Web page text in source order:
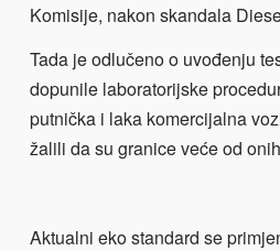
Komisije, nakon skandala
Tada je odlučeno o uvođenju
dopunile laboratorijske
putnička i laka komercijalna
žalili da su granice veće od
Aktualni eko standard se